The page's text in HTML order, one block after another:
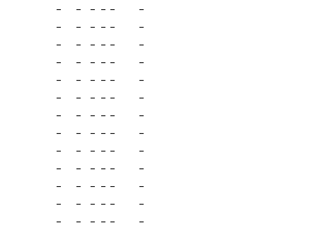
-
- - - -
-
-
- - - -
-
-
- - - -
-
-
- - - -
-
-
- - - -
-
-
- - - -
-
-
- - - -
-
-
- - - -
-
-
- - - -
-
-
- - - -
-
-
- - - -
-
-
- - - -
-
-
- - - -
-